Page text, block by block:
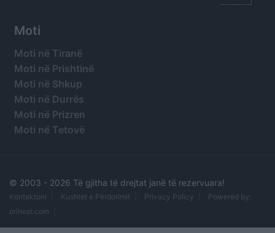
Moti
Moti në Tiranë
Moti në Prishtinë
Moti në Shkup
Moti në Durrës
Moti në Prizren
Moti në Tetovë
© 2003 - 2026 Të gjitha të drejtat janë të rezervuara!
Kontaktoni Kushtet e Përdorimit Privacy Policy
Powered by:
orihost.com